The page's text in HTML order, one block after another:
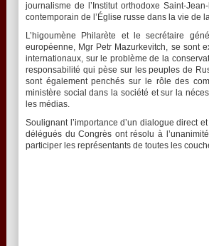
journalisme de l’Institut orthodoxe Saint-
contemporain de l’Église russe dans la vie de
L’higoumène Philarète et le secrétaire
européenne, Mgr Petr Mazurkevitch, se sont
internationaux, sur le problème de la
responsabilité qui pèse sur les peuples de
sont également penchés sur le rôle des
ministère social dans la société et sur la
les médias.
Soulignant l’importance d’un dialogue direct
délégués du Congrès ont résolu à
participer les représentants de toutes les